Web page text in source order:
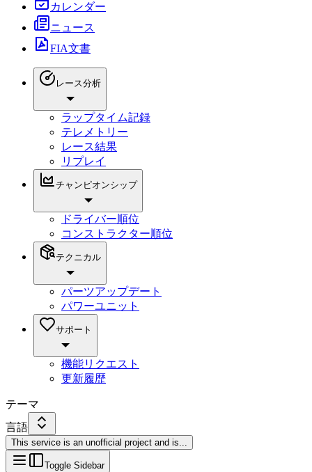
カレンダー
ニュース
FIA文書
レース分析
ラップタイム記録
テレメトリー
レース結果
リプレイ
チャンピオンシップ
ドライバー順位
コンストラクター順位
テクニカル
パーツアップデート
パワーユニット
サポート
機能リクエスト
更新履歴
テーマ
言語
This service is an unofficial project and is...
Toggle Sidebar